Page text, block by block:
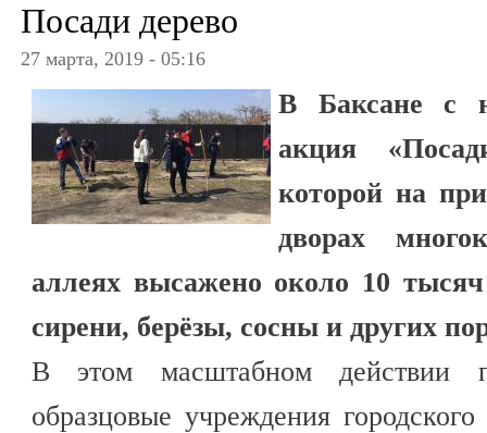
Посади дерево
27 марта, 2019 - 05:16
В Баксане с
акция
которой на
дворах
аллеях высажено около 10
сирени, берёзы, сосны и других
В этом масштабном действии
образцовые учреждения